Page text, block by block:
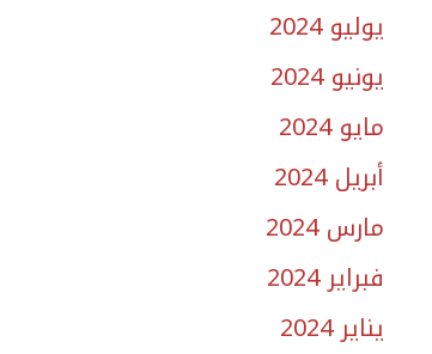
يوليو 2024
يونيو 2024
مايو 2024
أبريل 2024
مارس 2024
فبراير 2024
يناير 2024